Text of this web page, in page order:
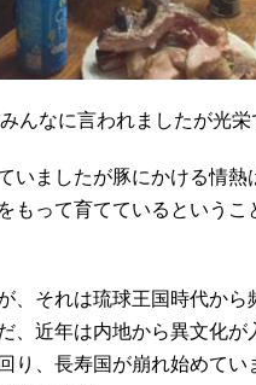
んなに言われましたが光栄
いましたが豚にかける情熱
もって育てているというこ
、それは琉球王国時代から
、近年は内地から異文化が
り、長寿国が崩れ始めてい